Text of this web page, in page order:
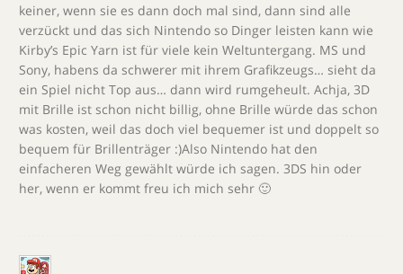
keiner, wenn sie es dann doch mal sind, dann sind alle
verzückt und das sich Nintendo so Dinger leisten kann wie
Kirby’s Epic Yarn ist für viele kein Weltuntergang. MS und
Sony, habens da schwerer mit ihrem Grafikzeugs… sieht da
ein Spiel nicht Top aus… dann wird rumgeheult. Achja, 3D
mit Brille ist schon nicht billig, ohne Brille würde das schon
was kosten, weil das doch viel bequemer ist und doppelt so
bequem für Brillenträger :)Also Nintendo hat den
einfacheren Weg gewählt würde ich sagen. 3DS hin oder
her, wenn er kommt freu ich mich sehr 🙂